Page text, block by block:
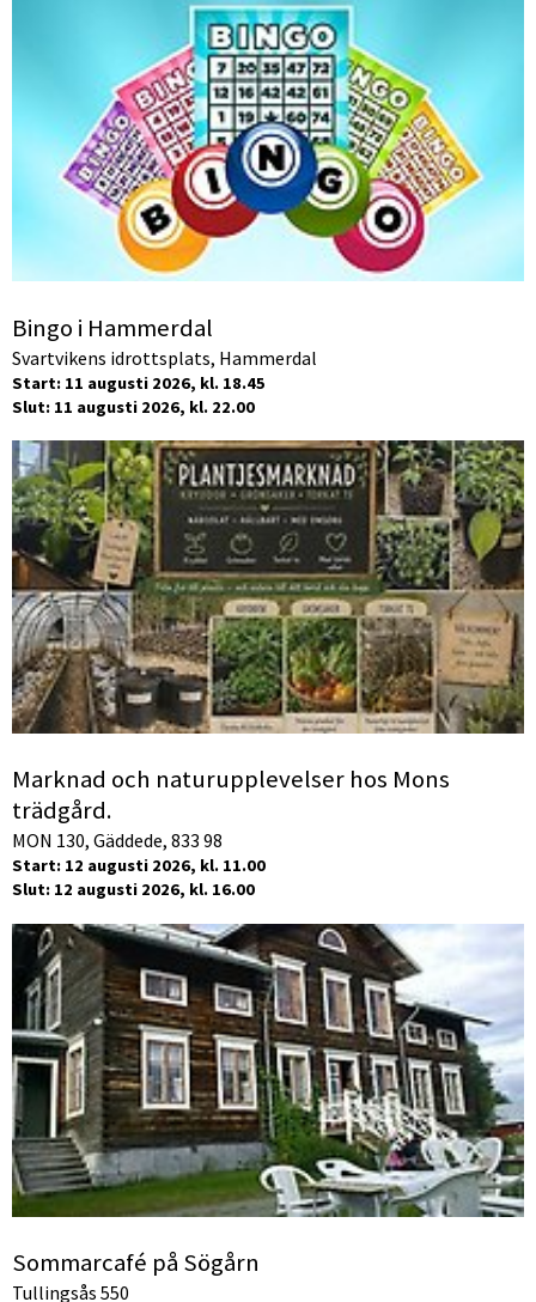
Bingo i Hammerdal
Svartvikens idrottsplats, Hammerdal
Start: 11 augusti 2026, kl. 18.45
Slut: 11 augusti 2026, kl. 22.00
Marknad och naturupplevelser hos Mons
trädgård.
MON 130, Gäddede, 833 98
Start: 12 augusti 2026, kl. 11.00
Slut: 12 augusti 2026, kl. 16.00
Sommarcafé på Sögårn
Tullingsås 550